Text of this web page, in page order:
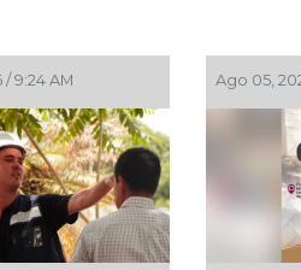
Ago 04, 2026 / 4:41